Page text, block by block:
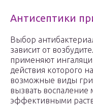
Антисептики
Выбор
зависит от
применяют
действия которого
возможные виды
вызвать
эффективными